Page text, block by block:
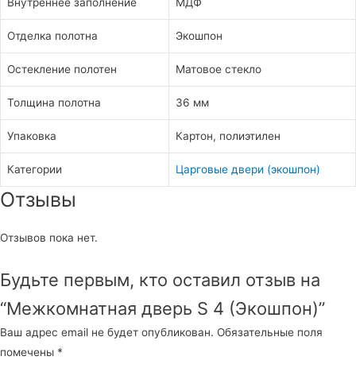
Отделка полотна Экошпон
Остекление полотен Матовое стекло
Толщина полотна 36 мм
Упаковка Картон, полиэтилен
Категории Царговые двери (экошпон)
Отзывы
Отзывов пока нет.
Будьте первым, кто оставил отзыв на
“Межкомнатная дверь S 4 (Экошпон)”
Ваш адрес email не будет опубликован. Обязательные поля
помечены *